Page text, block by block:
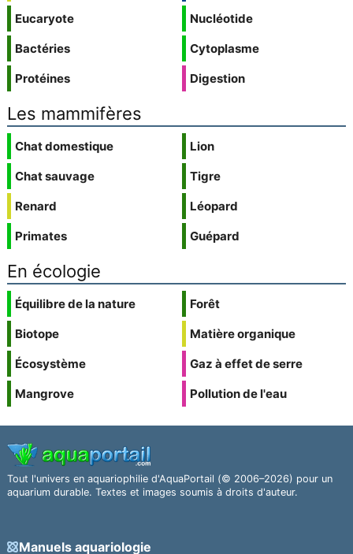
Eucaryote
Bactéries
Protéines
Nucléotide
Cytoplasme
Digestion
Les mammifères
Chat domestique
Chat sauvage
Renard
Primates
Lion
Tigre
Léopard
Guépard
En écologie
Équilibre de la nature
Biotope
Écosystème
Mangrove
Forêt
Matière organique
Gaz à effet de serre
Pollution de l'eau
Tout l'univers en aquariophilie d'AquaPortail (© 2006–2026) pour un
aquarium durable. Textes et images soumis à droits d'auteur.
Manuels aquariologie